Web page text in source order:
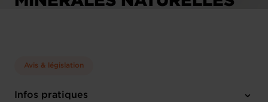
Avis & législation
Infos pratiques